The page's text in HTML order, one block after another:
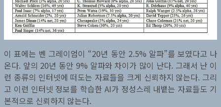
이 표에는 벤 그레이엄이 “20년 동안 2.5% 알파”를 보였다고 나
온다. 앞의 20년 동안 9% 알파와 차이가 많이 난다. 그래서 난 이
런 종류의 인터넷에 떠도는 자료들을 크게 신뢰하지 않는다. 그리
고 이런 인터넷 정보를 학습한 AI가 정성스레 내뱉는 자료들도 기
본적으로 신뢰하지 않는다.